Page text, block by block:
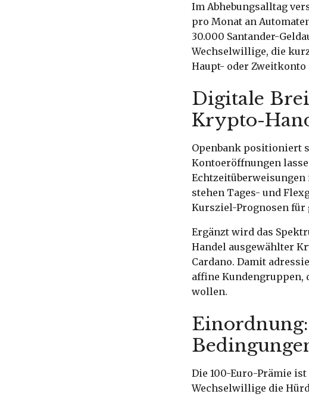
Im Abhebungsalltag
pro Monat an
30.000 Santander-
Wechselwillige, die
Haupt- oder Zweitkonto
Digitale
Krypto-
Openbank positioniert
Kontoeröffnungen
Echtzeitüberweisungen
stehen Tages- und
Kursziel-Prognosen für
Ergänzt wird das
Handel ausgewählter
Cardano. Damit
affine Kundengruppen,
wollen.
Die 100-Euro-Prämie
Wechselwillige die